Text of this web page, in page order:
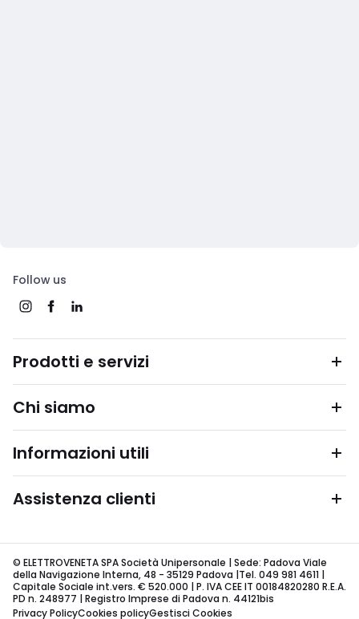
Follow us
Prodotti e servizi
Chi siamo
Informazioni utili
Assistenza clienti
© ELETTROVENETA SPA Società Unipersonale | Sede: Padova Viale
della Navigazione Interna, 48 - 35129 Padova |Tel. 049 981 4611 |
Capitale Sociale int.vers. € 520.000 | P. IVA CEE IT 00184820280 R.E.A.
PD n. 248977 | Registro Imprese di Padova n. 44121bis
Privacy PolicyCookies policyGestisci Cookies